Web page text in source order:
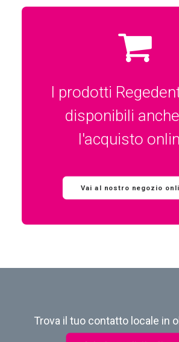
I prodotti
disponibili
l'acquisto
Vai al nostro negozio
Trova il tuo contatto locale in